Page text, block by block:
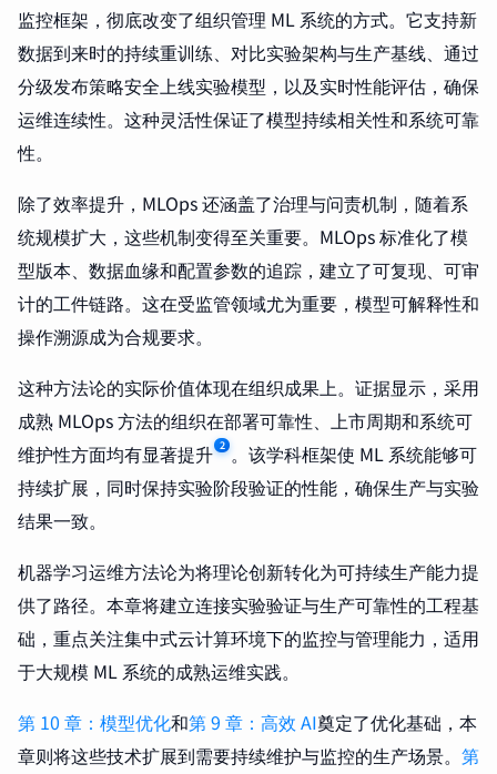
监控框架，彻底改变了组织管理 ML 系统的方式。它支持新
数据到来时的持续重训练、对比实验架构与生产基线、通过
分级发布策略安全上线实验模型，以及实时性能评估，确保
运维连续性。这种灵活性保证了模型持续相关性和系统可靠
性。
除了效率提升，MLOps 还涵盖了治理与问责机制，随着系
统规模扩大，这些机制变得至关重要。MLOps 标准化了模
型版本、数据血缘和配置参数的追踪，建立了可复现、可审
计的工件链路。这在受监管领域尤为重要，模型可解释性和
操作溯源成为合规要求。
这种方法论的实际价值体现在组织成果上。证据显示，采用
成熟 MLOps 方法的组织在部署可靠性、上市周期和系统可
维护性方面均有显著提升 2 。该学科框架使 ML 系统能够可
持续扩展，同时保持实验阶段验证的性能，确保生产与实验
结果一致。
机器学习运维方法论为将理论创新转化为可持续生产能力提
供了路径。本章将建立连接实验验证与生产可靠性的工程基
础，重点关注集中式云计算环境下的监控与管理能力，适用
于大规模 ML 系统的成熟运维实践。
第 10 章：模型优化和第 9 章：高效 AI奠定了优化基础，本
章则将这些技术扩展到需要持续维护与监控的生产场景。 第